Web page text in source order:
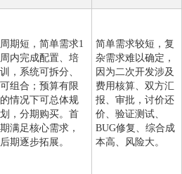
周期短，简单需求1
周内完成配置、培
训，系统可拆分、
可组合；预算有限
的情况下可总体规
划，分期购买。首
期满足核心需求，
后期逐步拓展。
简单需求较短，复
杂需求难以确定，
因为二次开发涉及
费用核算、双方汇
报、审批，讨价还
价、验证测试、
BUG修复、综合成
本高、风险大。